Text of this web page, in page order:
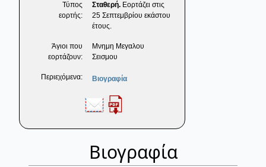
Τύπος
εορτής:
Σταθερή. Εορτάζει στις
25 Σεπτεμβρίου εκάστου
έτους.
Άγιοι που
εορτάζουν:
Μνημη Μεγαλου
Σεισμου
Περιεχόμενα: Βιογραφία
Βιογραφία